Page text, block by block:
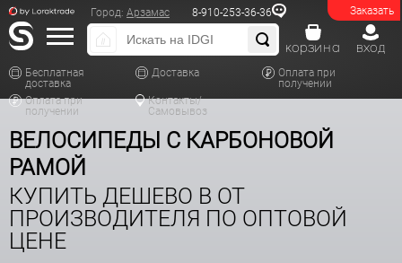
Заказать
Город: Арзамас 8-910-253-36-36
Бесплатная
доставка
Доставка
Оплата при
получении
Оплата при
получении
Контакты/
Самовывоз
вход
корзина
ВЕЛОСИПЕДЫ С КАРБОНОВОЙ
РАМОЙ
КУПИТЬ ДЕШЕВО В ОТ
ПРОИЗВОДИТЕЛЯ ПО ОПТОВОЙ
ЦЕНЕ